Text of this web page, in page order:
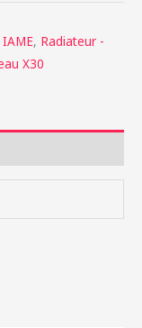
IAME, Radiateur -
X30